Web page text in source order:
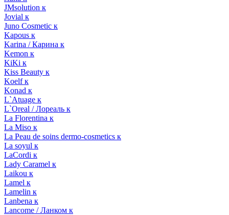
JMsolution к
Jovial к
Juno Cosmetic к
Kapous к
Karina / Карина к
Kemon к
KiKi к
Kiss Beauty к
Koelf к
Konad к
L`Atuage к
L`Oreal / Лореаль к
La Florentina к
La Miso к
La Peau de soins dermo-cosmetics к
La soyul к
LaCordi к
Lady Caramel к
Laikou к
Lamel к
Lamelin к
Lanbena к
Lancome / Ланком к